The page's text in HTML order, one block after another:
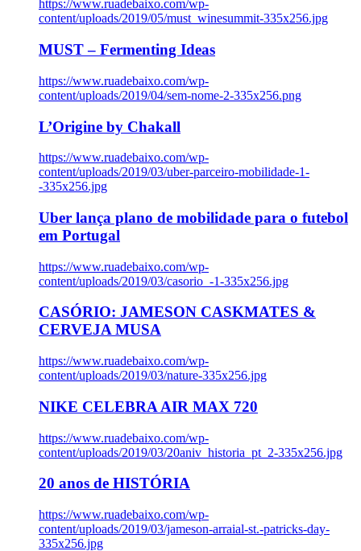
https://www.ruadebaixo.com/wp-
content/uploads/2019/05/must_winesummit-335x256.jpg
MUST – Fermenting Ideas
https://www.ruadebaixo.com/wp-
content/uploads/2019/04/sem-nome-2-335x256.png
L’Origine by Chakall
https://www.ruadebaixo.com/wp-
content/uploads/2019/03/uber-parceiro-mobilidade-1-
-335x256.jpg
Uber lança plano de mobilidade para o futebol
em Portugal
https://www.ruadebaixo.com/wp-
content/uploads/2019/03/casorio_-1-335x256.jpg
CASÓRIO: JAMESON CASKMATES &
CERVEJA MUSA
https://www.ruadebaixo.com/wp-
content/uploads/2019/03/nature-335x256.jpg
NIKE CELEBRA AIR MAX 720
https://www.ruadebaixo.com/wp-
content/uploads/2019/03/20aniv_historia_pt_2-335x256.jpg
20 anos de HISTÓRIA
https://www.ruadebaixo.com/wp-
content/uploads/2019/03/jameson-arraial-st.-patricks-day-
335x256.jpg